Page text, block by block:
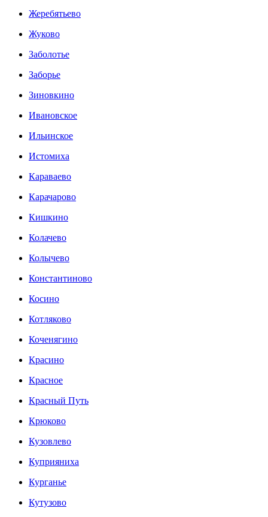
Жеребятьево
Жуково
Заболотье
Заборье
Зиновкино
Ивановское
Ильинское
Истомиха
Караваево
Карачарово
Кишкино
Колачево
Колычево
Константиново
Косино
Котляково
Коченягино
Красино
Красное
Красный Путь
Крюково
Кузовлево
Куприяниха
Курганье
Кутузово